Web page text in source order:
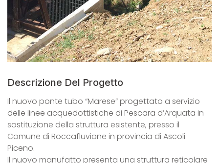
Descrizione Del Progetto
Il nuovo ponte tubo “Marese” progettato a servizio
delle linee acquedottistiche di Pescara d’Arquata in
sostituzione della struttura esistente, presso il
Comune di Roccafluvione in provincia di Ascoli
Piceno.
Il nuovo manufatto presenta una struttura reticolare